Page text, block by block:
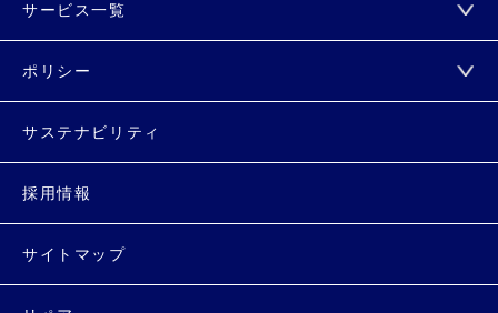
サービス一覧
ポリシー
サステナビリティ
採用情報
サイトマップ